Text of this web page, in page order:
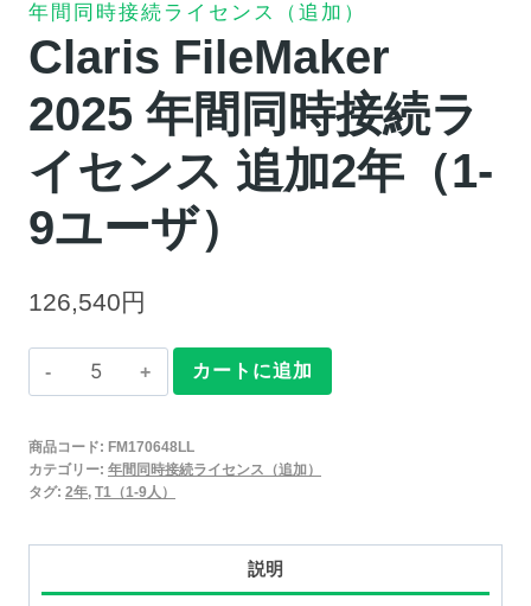
年間同時接続ライセンス（追加）
Claris FileMaker
2025 年間同時接続ラ
イセンス 追加2年（1-
9ユーザ）
126,540円
Claris
FileMaker
年
間
接
カートに追加
商品コード: FM170648LL
カテゴリー: 年間同時接続ライセンス（追加）
タグ: 2年, T1（1-9人）
説明